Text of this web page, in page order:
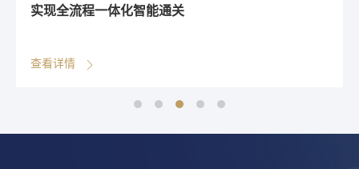
后一公里”
查看详情